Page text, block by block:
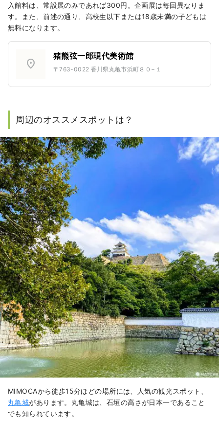
入館料は、常設展のみであれば300円。企画展は毎回異なりま
す。また、前述の通り、高校生以下または18歳未満の子どもは
無料になります。
location_on
猪熊弦一郎現代美術館
〒763-0022 香川県丸亀市浜町８０−１
周辺のオススメスポットは？
MIMOCAから徒歩15分ほどの場所には、人気の観光スポット、
丸亀城があります。丸亀城は、石垣の高さが日本一であること
でも知られています。